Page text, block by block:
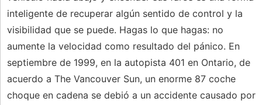
inteligente de recuperar algún sentido de control y la
visibilidad que se puede. Hagas lo que hagas: no
aumente la velocidad como resultado del pánico. En
septiembre de 1999, en la autopista 401 en Ontario, de
acuerdo a The Vancouver Sun, un enorme 87 coche
choque en cadena se debió a un accidente causado por